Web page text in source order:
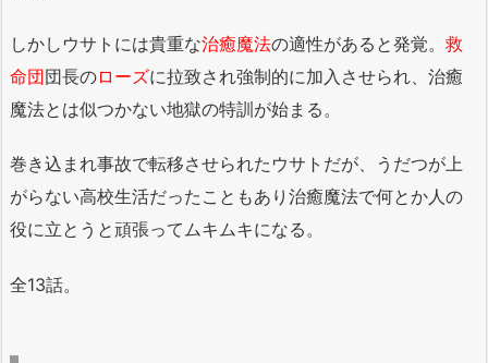
しかしウサトには貴重な治癒魔法の適性があると発覚。 救
命団団長のローズに拉致され強制的に加入させられ、治癒
魔法とは似つかない地獄の特訓が始まる。
巻き込まれ事故で転移させられたウサトだが、うだつが上
がらない高校生活だったこともあり治癒魔法で何とか人の
役に立とうと頑張ってムキムキになる。
全13話。